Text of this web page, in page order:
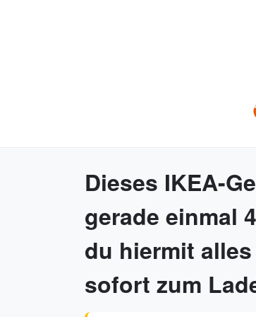
Dieses IKEA-
gerade einmal
du hiermit
sofort zum